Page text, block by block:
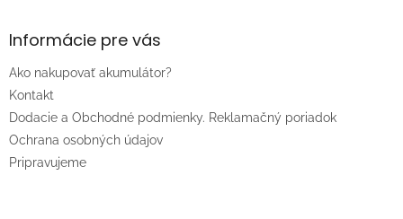
Informácie pre vás
Ako nakupovať akumulátor?
Kontakt
Dodacie a Obchodné podmienky. Reklamačný poriadok
Ochrana osobných údajov
Pripravujeme